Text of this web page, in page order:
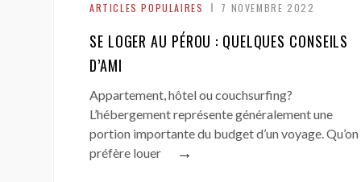
ARTICLES POPULAIRES 7 NOVEMBRE 2022
SE LOGER AU PÉROU : QUELQUES CONSEILS
D’AMI
Appartement, hôtel ou couchsurfing?
L’hébergement représente généralement une
portion importante du budget d’un voyage. Qu’on
préfère louer
→